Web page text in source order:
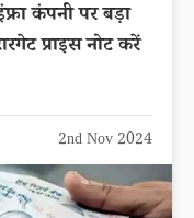
कंपनी पर बड़ा
प्राइस नोट करें
2nd Nov 2024